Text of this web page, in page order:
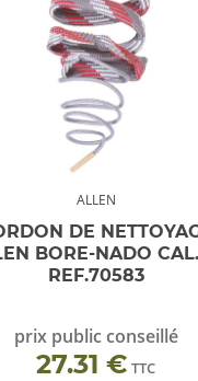
ALLEN
DE
BORE-NADO
REF.70583
prix public conseillé
27.31 € TTC